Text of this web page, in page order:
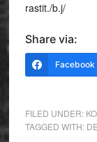
rastit./b.j/
Share via:
Facebook
FILED UNDER:
TAGGED WITH: